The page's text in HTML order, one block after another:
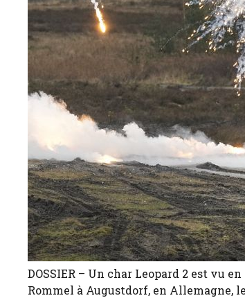
DOSSIER – Un char Leopard 2 est vu
Rommel à Augustdorf, en Allemagne,